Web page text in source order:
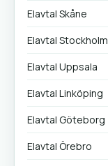
Elavtal Skåne
Elavtal Stockholm
Elavtal Uppsala
Elavtal Linköping
Elavtal Göteborg
Elavtal Örebro